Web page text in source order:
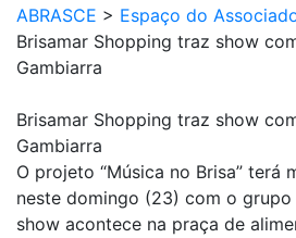
ABRASCE > Espaço do
Brisamar Shopping traz show
Gambiarra
Brisamar Shopping traz show
Gambiarra
O projeto “Música no Brisa” terá
neste domingo (23) com o grupo
show acontece na praça de